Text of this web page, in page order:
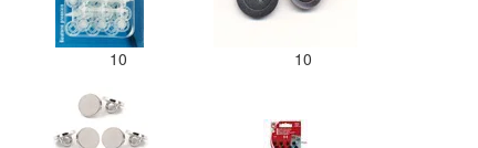
10 10